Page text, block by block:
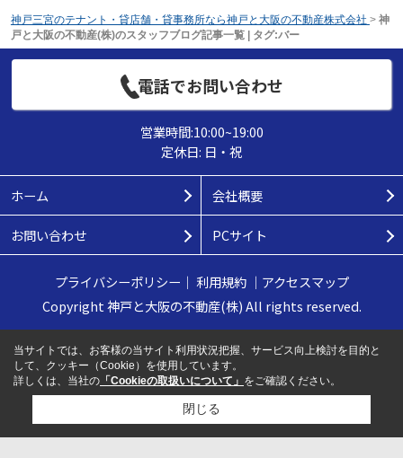
神戸三宮のテナント・貸店舗・貸事務所なら神戸と大阪の不動産株式会社 > 神
戸と大阪の不動産(株)のスタッフブログ記事一覧 | タグ:バー
電話でお問い合わせ
営業時間:10:00~19:00
定休日: 日・祝
ホーム 会社概要
お問い合わせ PCサイト
プライバシーポリシー ｜ 利用規約｜ アクセスマップ
Copyright 神戸と大阪の不動産(株) All rights reserved.
当サイトでは、お客様の当サイト利用状況把握、サービス向上検討を目的と
して、クッキー（Cookie）を使用しています。
詳しくは、当社の 「Cookieの取扱いについて」 をご確認ください。
閉じる